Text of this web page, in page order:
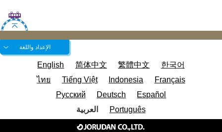
الإعداد واللغة
English 简体中文 繁體中文
한국어
ไทย
Tiếng Việt Indonesia
Français
Русский
Deutsch
Español
Português
العربية